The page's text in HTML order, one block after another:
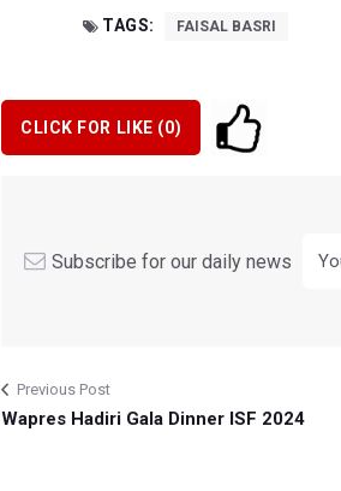
TAGS: FAISAL BASRI
CLICK FOR LIKE (0)
Subscribe for our daily news
Previous Post
Wapres Hadiri Gala Dinner ISF 2024